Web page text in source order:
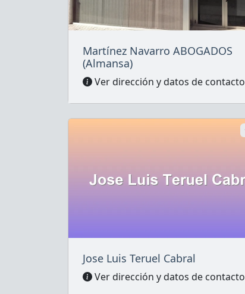
Martínez Navarro ABOGADOS
(Almansa)
Ver dirección y datos de contacto
Jose Luis Teruel Cabral
Ver dirección y datos de contacto